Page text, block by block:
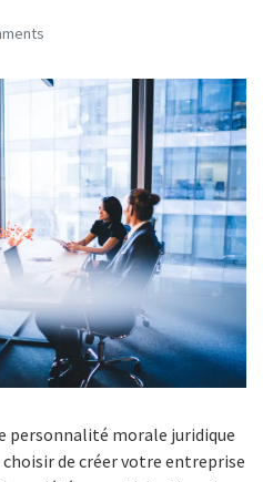
personnalité morale juridique
de créer votre entreprise